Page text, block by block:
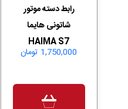
رابط دسته موتور
شاتونی هایما
HAIMA S7
1,750,000 تومان